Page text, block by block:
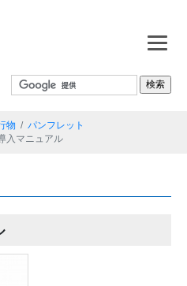
物
パンフレット
入マニュアル